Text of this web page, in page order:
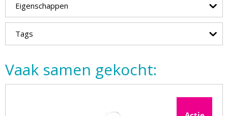
Eigenschappen
Tags
Vaak samen gekocht: